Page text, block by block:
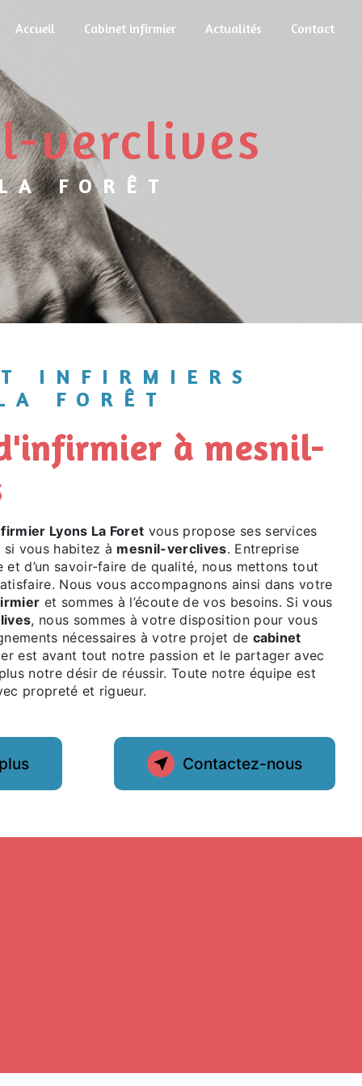
Accueil Cabinet infirmier Actualités Contact
verclives
FORÊT
FORÊT
Lyons La Foret vous propose ses services
si vous habitez à mesnil-verclives. Entreprise
et d’un savoir-faire de qualité, nous mettons tout
Nous vous accompagnons ainsi dans votre
et sommes à l’écoute de vos besoins. Si vous
, nous sommes à votre disposition pour vous
nécessaires à votre projet de cabinet
est avant tout notre passion et le partager avec
notre désir de réussir. Toute notre équipe est
propreté et rigueur.
Contactez-nous